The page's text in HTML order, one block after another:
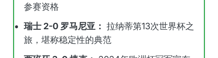
参赛资格
瑞士 2-0 罗马尼亚： 拉纳蒂第13次世界杯之
旅，堪称稳定性的典范